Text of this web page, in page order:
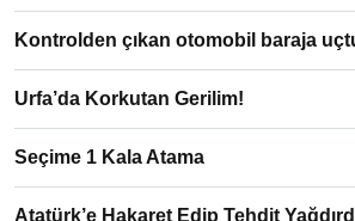
Kontrolden çıkan otomobil baraja
Urfa’da Korkutan Gerilim!
Seçime 1 Kala Atama
Atatürk’e Hakaret Edip Tehdit